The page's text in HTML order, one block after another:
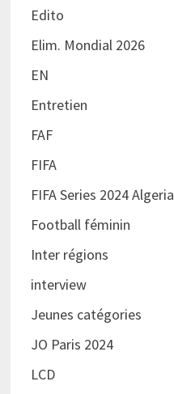
Edito
Elim. Mondial 2026
EN
Entretien
FAF
FIFA
FIFA Series 2024 Algeria
Football féminin
Inter régions
interview
Jeunes catégories
JO Paris 2024
LCD